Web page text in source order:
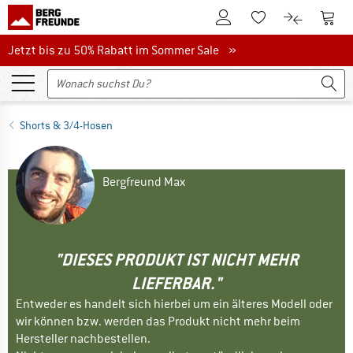
Zum KundenkontoZum Merkzettel.
Zum Zum
Jetzt bis zu 50% Rabatt im Sommer Sale
Jetzt bis zu 50% Rabatt im Sommer Sale »
Shorts & 3/4-Hosen
Bergfreund Max
"DIESES PRODUKT IST NICHT MEHR
LIEFERBAR."
Entweder es handelt sich hierbei um ein älteres Modell oder
wir können bzw. werden das Produkt nicht mehr beim
Hersteller nachbestellen.